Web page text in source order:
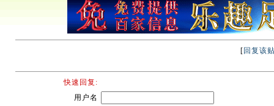
[ 回复该
快速回复:
用户名